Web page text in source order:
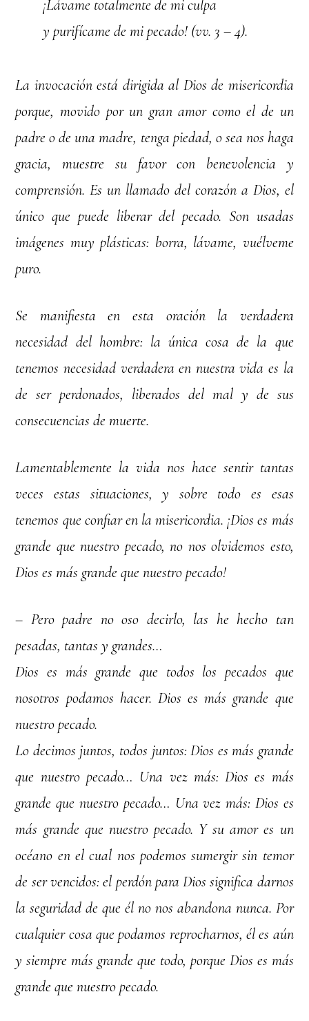
¡Lávame totalmente de mi culpa
y purifícame de mi pecado! (vv. 3 – 4).
La invocación está dirigida al Dios de misericordia
porque, movido por un gran amor como el de un
padre o de una madre, tenga piedad, o sea nos haga
gracia, muestre su favor con benevolencia y
comprensión. Es un llamado del corazón a Dios, el
único que puede liberar del pecado. Son usadas
imágenes muy plásticas: borra, lávame, vuélveme
puro.
Se manifiesta en esta oración la verdadera
necesidad del hombre: la única cosa de la que
tenemos necesidad verdadera en nuestra vida es la
de ser perdonados, liberados del mal y de sus
consecuencias de muerte.
Lamentablemente la vida nos hace sentir tantas
veces estas situaciones, y sobre todo es esas
tenemos que confiar en la misericordia. ¡Dios es más
grande que nuestro pecado, no nos olvidemos esto,
Dios es más grande que nuestro pecado!
– Pero padre no oso decirlo, las he hecho tan
pesadas, tantas y grandes…
Dios es más grande que todos los pecados que
nosotros podamos hacer. Dios es más grande que
nuestro pecado.
Lo decimos juntos, todos juntos: Dios es más grande
que nuestro pecado… Una vez más: Dios es más
grande que nuestro pecado… Una vez más: Dios es
más grande que nuestro pecado. Y su amor es un
océano en el cual nos podemos sumergir sin temor
de ser vencidos: el perdón para Dios significa darnos
la seguridad de que él no nos abandona nunca. Por
cualquier cosa que podamos reprocharnos, él es aún
y siempre más grande que todo, porque Dios es más
grande que nuestro pecado.